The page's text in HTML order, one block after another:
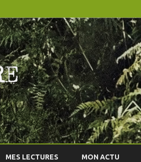
MES LECTURES MON ACTU